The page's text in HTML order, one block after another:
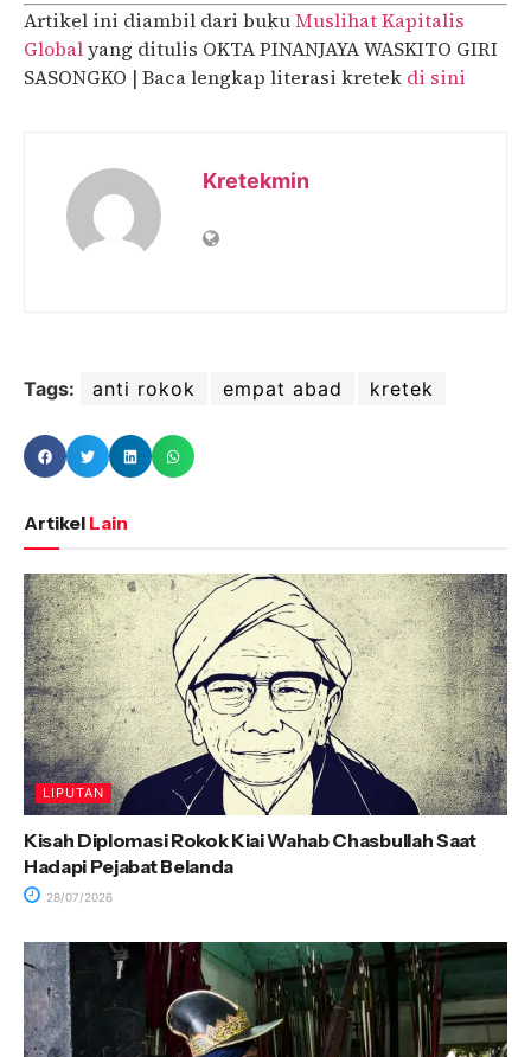
Artikel ini diambil dari bukuMuslihat Kapitalis
Globalyang ditulis OKTA PINANJAYA WASKITO GIRI
SASONGKO | Baca lengkap literasi kretek di sini
Kretekmin
Tags: anti rokok empat abad kretek
Artikel Lain
LIPUTAN
Kisah Diplomasi Rokok Kiai Wahab Chasbullah Saat
Hadapi Pejabat Belanda
28/07/2026